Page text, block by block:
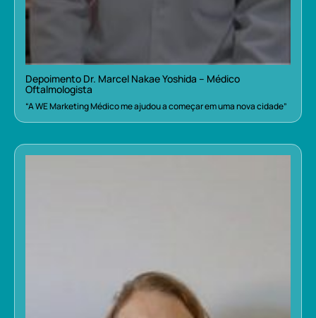
Depoimento Dr. Marcel Nakae Yoshida – Médico
Oftalmologista
“A WE Marketing Médico me ajudou a começar em uma nova cidade”